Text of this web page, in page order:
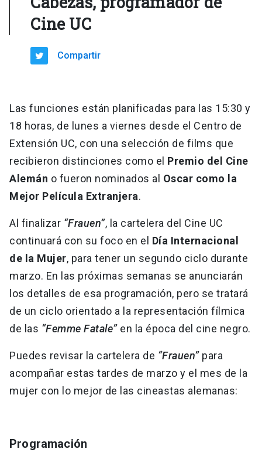
Cine UC
Compartir
Las funciones están planificadas para las 15:30 y
18 horas, de lunes a viernes desde el Centro de
Extensión UC, con una selección de films que
recibieron distinciones como el Premio del Cine
Alemán o fueron nominados al Oscar como la
Mejor Película Extranjera.
Al finalizar “Frauen”, la cartelera del Cine UC
continuará con su foco en el Día Internacional
de la Mujer, para tener un segundo ciclo durante
marzo. En las próximas semanas se anunciarán
los detalles de esa programación, pero se tratará
de un ciclo orientado a la representación fílmica
de las “Femme Fatale” en la época del cine negro.
Puedes revisar la cartelera de “Frauen” para
acompañar estas tardes de marzo y el mes de la
mujer con lo mejor de las cineastas alemanas:
Programación